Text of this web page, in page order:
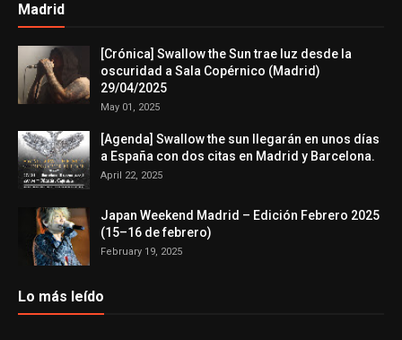
Madrid
[Crónica] Swallow the Sun trae luz desde la
oscuridad a Sala Copérnico (Madrid)
29/04/2025
May 01, 2025
[Agenda] Swallow the sun llegarán en unos días
a España con dos citas en Madrid y Barcelona.
April 22, 2025
Japan Weekend Madrid – Edición Febrero 2025
(15–16 de febrero)
February 19, 2025
Lo más leído